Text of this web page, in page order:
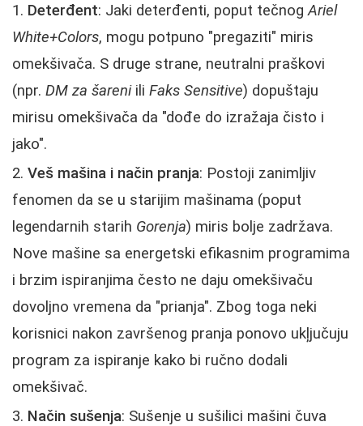
Deterđent: Jaki deterđenti, poput tečnogAriel
White+Colors, mogu potpuno "pregaziti" miris
omekšivača. S druge strane, neutralni praškovi
(npr. DM za šareniili Faks Sensitive) dopuštaju
mirisu omekšivača da "dođe do izražaja čisto i
jako".
Veš mašina i način pranja: Postoji zanimljiv
fenomen da se u starijim mašinama (poput
legendarnih starih Gorenja) miris bolje zadržava.
Nove mašine sa energetski efikasnim programima
i brzim ispiranjima često ne daju omekšivaču
dovoljno vremena da "prianja". Zbog toga neki
korisnici nakon završenog pranja ponovo ukļjučuju
program za ispiranje kako bi ručno dodali
omekšivač.
Način sušenja: Sušenje u sušilici mašini čuva